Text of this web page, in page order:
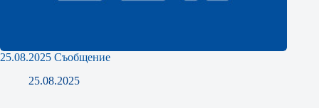
25.08.2025 Съобщение
25.08.2025